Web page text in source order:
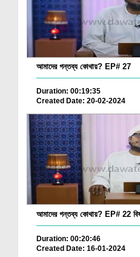
আমাদের গন্তব্য কোথায়? EP# 27
Duration: 00:19:35
Created Date: 20-02-2024
আমাদের গন্তব্য কোথায়? EP# 22
Duration: 00:20:46
Created Date: 16-01-2024